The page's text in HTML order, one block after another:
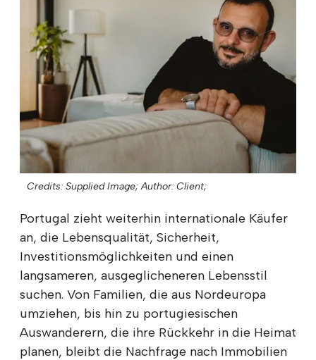
Credits: Supplied Image; Author: Client;
Portugal zieht weiterhin internationale Käufer
an, die Lebensqualität, Sicherheit,
Investitionsmöglichkeiten und einen
langsameren, ausgeglicheneren Lebensstil
suchen. Von Familien, die aus Nordeuropa
umziehen, bis hin zu portugiesischen
Auswanderern, die ihre Rückkehr in die Heimat
planen, bleibt die Nachfrage nach Immobilien